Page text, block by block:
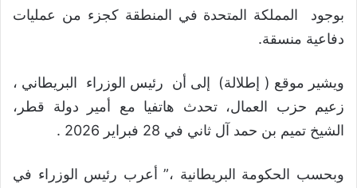
بوجود المملكة المتحدة في المنطقة كجزء من عمليات
دفاعية منسقة.
ويشير موقع ( إطلالة) إلى أن رئيس الوزراء البريطاني ،
زعيم حزب العمال، تحدث هاتفيا مع أمير دولة قطر،
الشيخ تميم بن حمد آل ثاني في 28 فبراير 2026 .
وبحسب الحكومة البريطانية ،” أعرب رئيس الوزراء في